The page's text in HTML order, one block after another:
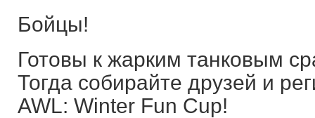
Бойцы!
Готовы к жарким танковым
Тогда собирайте друзей и
AWL: Winter Fun Cup!